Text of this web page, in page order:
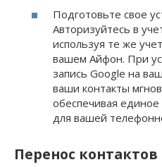
Подготовьте свое
Авторизуйтесь в
используя те же
вашем Айфон. При
запись Google на
ваши контакты
обеспечивая
для вашей
Перенос